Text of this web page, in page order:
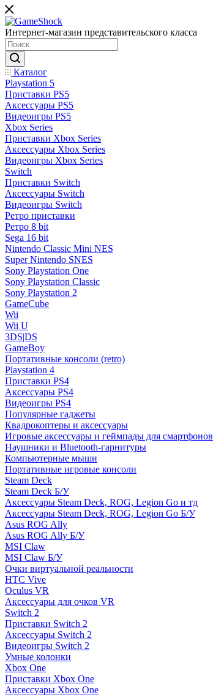
Интернет-магазин представительского класса
Каталог
Playstation 5
Приставки PS5
Аксессуары PS5
Видеоигры PS5
Xbox Series
Приставки Xbox Series
Аксессуары Xbox Series
Видеоигры Xbox Series
Switch
Приставки Switch
Аксессуары Switch
Видеоигры Switch
Ретро приставки
Ретро 8 bit
Sega 16 bit
Nintendo Classic Mini NES
Super Nintendo SNES
Sony Playstation One
Sony Playstation Classic
Sony Playstation 2
GameCube
Wii
Wii U
3DS|DS
GameBoy
Портативные консоли (retro)
Playstation 4
Приставки PS4
Аксессуары PS4
Видеоигры PS4
Популярные гаджеты
Квадрокоптеры и аксессуары
Игровые аксессуары и геймпады для смартфонов
Наушники и Bluetooth-гарнитуры
Компьютерные мыши
Портативные игровые консоли
Steam Deck
Steam Deck Б/У
Аксессуары Steam Deck, ROG, Legion Go и тд
Аксессуары Steam Deck, ROG, Legion Go Б/У
Asus ROG Ally
Asus ROG Ally Б/У
MSI Claw
MSI Claw Б/У
Очки виртуальной реальности
HTC Vive
Oculus VR
Аксессуары для очков VR
Switch 2
Приставки Switch 2
Аксессуары Switch 2
Видеоигры Switch 2
Умные колонки
Xbox One
Приставки Xbox One
Аксессуары Xbox One